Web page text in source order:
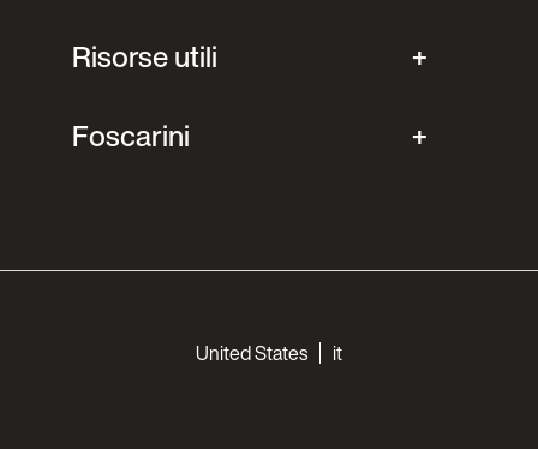
Risorse utili
Foscarini
United States it